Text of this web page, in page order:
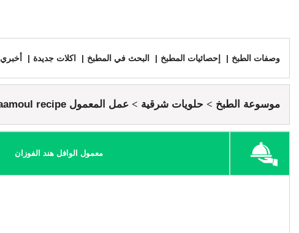
وصفات الطبخ إحصائيات المطبخ البحث في المطبخ اكلات جديدة
موسوعة الطبخ حلويات شرقية عمل المعمول maamoul recipe
معمول الوافل هند الفوزان